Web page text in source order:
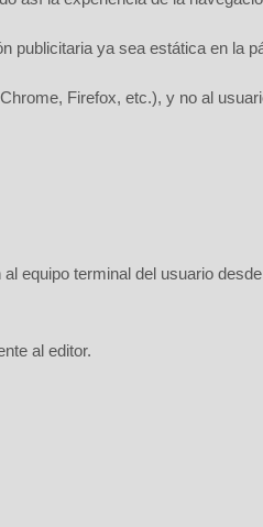
ya sea estática en la
Firefox, etc.), y no al
equipo terminal del usuario
al editor.